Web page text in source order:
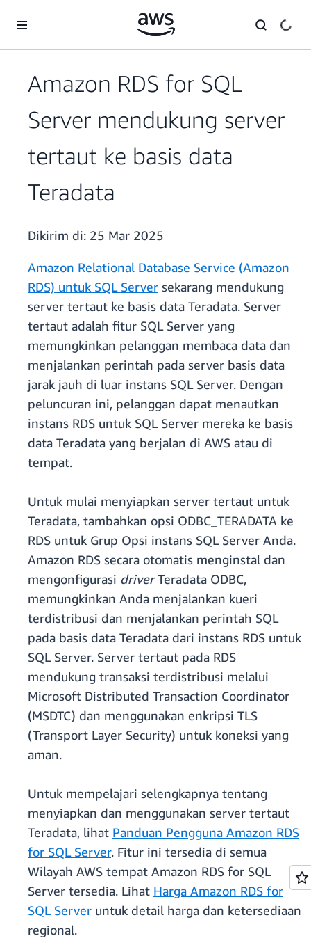
Amazon RDS for SQL
Server mendukung server
tertaut ke basis data
Teradata
Dikirim di: 25 Mar 2025
Amazon Relational Database Service (Amazon
RDS) untuk SQL Server sekarang mendukung
server tertaut ke basis data Teradata. Server
tertaut adalah fitur SQL Server yang
memungkinkan pelanggan membaca data dan
menjalankan perintah pada server basis data
jarak jauh di luar instans SQL Server. Dengan
peluncuran ini, pelanggan dapat menautkan
instans RDS untuk SQL Server mereka ke basis
data Teradata yang berjalan di AWS atau di
tempat.
Untuk mulai menyiapkan server tertaut untuk
Teradata, tambahkan opsi ODBC_TERADATA ke
RDS untuk Grup Opsi instans SQL Server Anda.
Amazon RDS secara otomatis menginstal dan
mengonfigurasi driverTeradata ODBC,
memungkinkan Anda menjalankan kueri
terdistribusi dan menjalankan perintah SQL
pada basis data Teradata dari instans RDS untuk
SQL Server. Server tertaut pada RDS
mendukung transaksi terdistribusi melalui
Microsoft Distributed Transaction Coordinator
(MSDTC) dan menggunakan enkripsi TLS
(Transport Layer Security) untuk koneksi yang
aman.
Untuk mempelajari selengkapnya tentang
menyiapkan dan menggunakan server tertaut
Teradata, lihat Panduan Pengguna Amazon RDS
for SQL Server. Fitur ini tersedia di semua
Wilayah AWS tempat Amazon RDS for SQL
Server tersedia. Lihat Harga Amazon RDS for
SQL Server untuk detail harga dan ketersediaan
regional.